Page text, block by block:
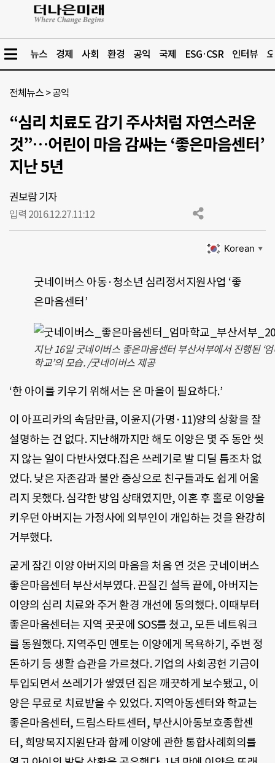
뉴스 경제 사회 환경 공익 국제 ESG·CSR 인터뷰
전체뉴스 >공익
“심리 치료도 감기 주사처럼 자연스러운
것”…어린이 마음 감싸는 ‘좋은마음센터’
지난 5년
권보람 기자
입력 2016.12.27.11:12
Korean ▼
굿네이버스 아동·청소년 심리정서지원사업 ‘좋
은마음센터’
지난 16일 굿네이버스 좋은마음센터 부산서부에서 진행된 ‘
학교’의 모습. /굿네이버스 제공
‘한 아이를 키우기 위해서는 온 마을이 필요하다.’
이 아프리카의 속담만큼, 이윤지(가명·11)양의 상황을 잘
설명하는 건 없다. 지난해까지만 해도 이양은 몇 주 동안 씻
지 않는 일이 다반사였다.집은 쓰레기로 발 디딜 틈조차 없
었다. 낮은 자존감과 불안 증상으로 친구들과도 쉽게 어울
리지 못했다. 심각한 방임 상태였지만, 이혼 후 홀로 이양을
키우던 아버지는 가정사에 외부인이 개입하는 것을 완강히
거부했다.
굳게 잠긴 이양 아버지의 마음을 처음 연 것은 굿네이버스
좋은마음센터 부산서부였다. 끈질긴 설득 끝에, 아버지는
이양의 심리 치료와 주거 환경 개선에 동의했다. 이때부터
좋은마음센터는 지역 곳곳에 SOS를 쳤고, 모든 네트워크
를 동원했다. 지역주민 멘토는 이양에게 목욕하기, 주변 정
돈하기 등 생활 습관을 가르쳤다. 기업의 사회공헌 기금이
투입되면서 쓰레기가 쌓였던 집은 깨끗하게 보수됐고, 이
양은 무료로 치료받을 수 있었다. 지역아동센터와 학교는
좋은마음센터, 드림스타트센터, 부산시아동보호종합센
터, 희망복지지원단과 함께 이양에 관한 통합사례회의를